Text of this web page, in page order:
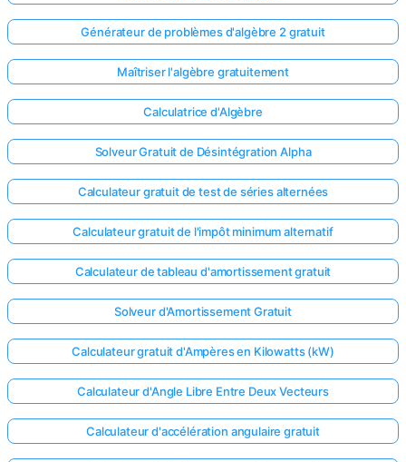
Générateur de problèmes d'algèbre 2 gratuit
Maîtriser l'algèbre gratuitement
Calculatrice d'Algèbre
Solveur Gratuit de Désintégration Alpha
Calculateur gratuit de test de séries alternées
Calculateur gratuit de l'impôt minimum alternatif
Calculateur de tableau d'amortissement gratuit
Solveur d'Amortissement Gratuit
Calculateur gratuit d'Ampères en Kilowatts (kW)
Calculateur d'Angle Libre Entre Deux Vecteurs
Calculateur d'accélération angulaire gratuit